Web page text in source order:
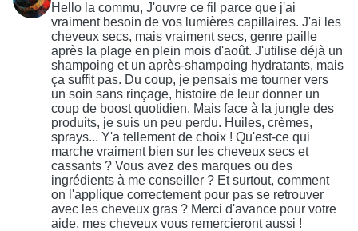
Hello la commu, J'ouvre ce fil parce que j'ai
vraiment besoin de vos lumières capillaires. J'ai les
cheveux secs, mais vraiment secs, genre paille
après la plage en plein mois d'août. J'utilise déjà un
shampoing et un après-shampoing hydratants, mais
ça suffit pas. Du coup, je pensais me tourner vers
un soin sans rinçage, histoire de leur donner un
coup de boost quotidien. Mais face à la jungle des
produits, je suis un peu perdu. Huiles, crèmes,
sprays... Y'a tellement de choix ! Qu'est-ce qui
marche vraiment bien sur les cheveux secs et
cassants ? Vous avez des marques ou des
ingrédients à me conseiller ? Et surtout, comment
on l'applique correctement pour pas se retrouver
avec les cheveux gras ? Merci d'avance pour votre
aide, mes cheveux vous remercieront aussi !